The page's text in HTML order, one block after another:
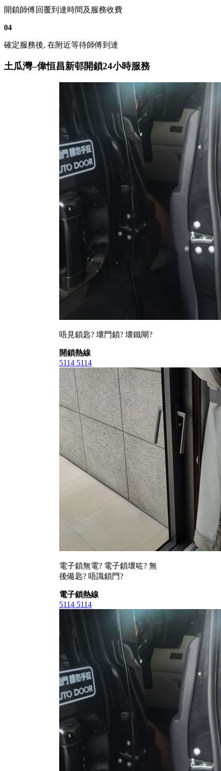
開鎖師傅回覆到達時間及服務收費
04
確定服務後, 在附近等待師傅到達
土瓜灣–偉恒昌新邨開鎖24小時服務
唔見鎖匙? 壞門鎖? 壞鐵閘?
開鎖熱線
5114 5114
電子鎖無電? 電子鎖壞咗? 無
後備匙? 唔識鎖門?
電子鎖熱線
5114 5114